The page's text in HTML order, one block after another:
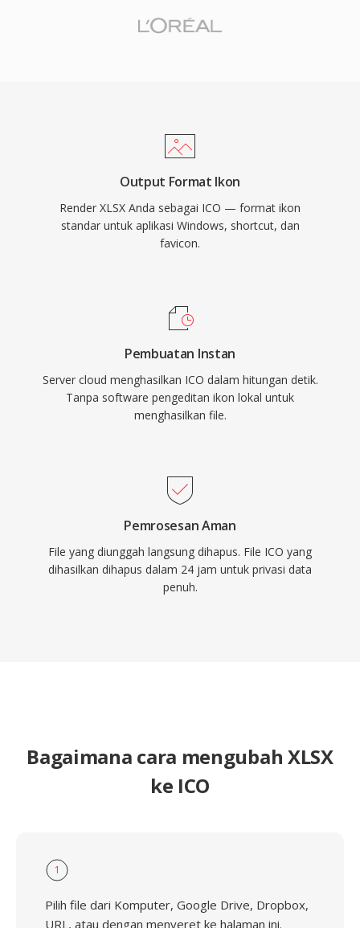
Output Format Ikon
Render XLSX Anda sebagai ICO — format ikon
standar untuk aplikasi Windows, shortcut, dan
favicon.
Pembuatan Instan
Server cloud menghasilkan ICO dalam hitungan detik.
Tanpa software pengeditan ikon lokal untuk
menghasilkan file.
Pemrosesan Aman
File yang diunggah langsung dihapus. File ICO yang
dihasilkan dihapus dalam 24 jam untuk privasi data
penuh.
Bagaimana cara mengubah XLSX
ke ICO
1
Pilih file dari Komputer, Google Drive, Dropbox,
URL, atau dengan menyeret ke halaman ini.